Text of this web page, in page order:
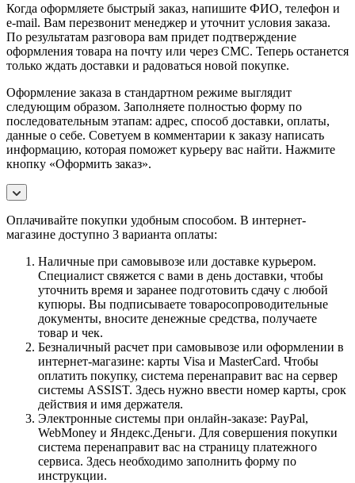
Когда оформляете быстрый заказ, напишите ФИО, телефон и
e-mail. Вам перезвонит менеджер и уточнит условия заказа.
По результатам разговора вам придет подтверждение
оформления товара на почту или через СМС. Теперь останется
только ждать доставки и радоваться новой покупке.
Оформление заказа в стандартном режиме выглядит
следующим образом. Заполняете полностью форму по
последовательным этапам: адрес, способ доставки, оплаты,
данные о себе. Советуем в комментарии к заказу написать
информацию, которая поможет курьеру вас найти. Нажмите
кнопку «Оформить заказ».
Оплачивайте покупки удобным способом. В интернет-
магазине доступно 3 варианта оплаты:
Наличные при самовывозе или доставке курьером.
Специалист свяжется с вами в день доставки, чтобы
уточнить время и заранее подготовить сдачу с любой
купюры. Вы подписываете товаросопроводительные
документы, вносите денежные средства, получаете
товар и чек.
Безналичный расчет при самовывозе или оформлении в
интернет-магазине: карты Visa и MasterCard. Чтобы
оплатить покупку, система перенаправит вас на сервер
системы ASSIST. Здесь нужно ввести номер карты, срок
действия и имя держателя.
Электронные системы при онлайн-заказе: PayPal,
WebMoney и Яндекс.Деньги. Для совершения покупки
система перенаправит вас на страницу платежного
сервиса. Здесь необходимо заполнить форму по
инструкции.